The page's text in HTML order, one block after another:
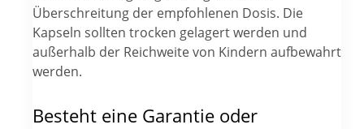
Überschreitung der empfohlenen Dosis. Die
Kapseln sollten trocken gelagert werden und
außerhalb der Reichweite von Kindern aufbewahrt
werden.
Besteht eine Garantie oder